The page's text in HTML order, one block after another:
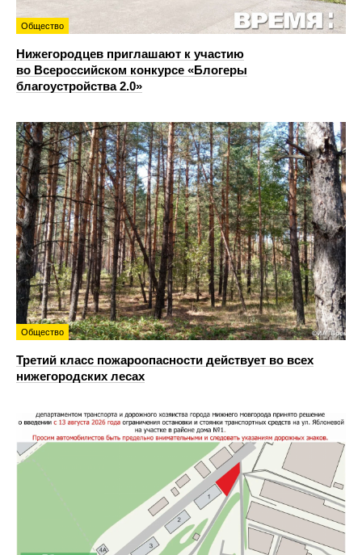
Общество
Нижегородцев приглашают к участию
во Всероссийском конкурсе «Блогеры
благоустройства 2.0»
Общество
Третий класс пожароопасности действует во всех
нижегородских лесах